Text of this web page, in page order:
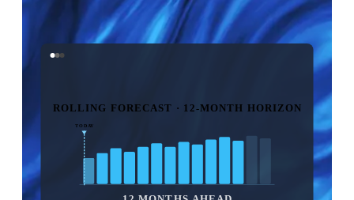
ROLLING FORECAST · 12-MONTH HORIZON
TODAY